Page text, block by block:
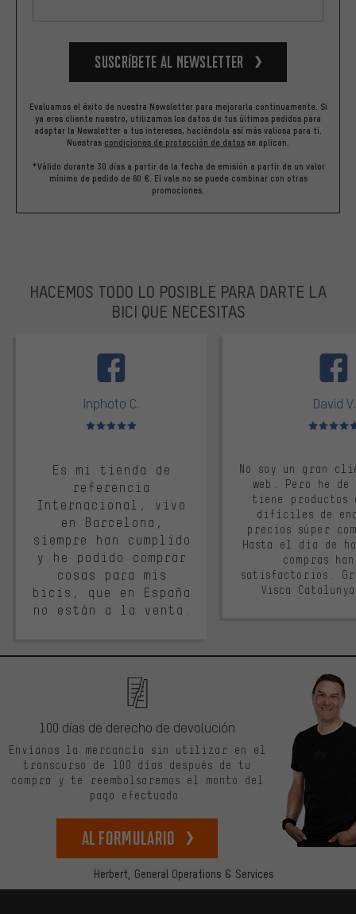
Suscríbete al newsletter
Evaluamos el éxito de nuestra Newsletter para mejorarla continuamente. Si
ya eres cliente nuestro, utilizamos los datos de tus últimos pedidos para
adaptar la Newsletter a tus intereses, haciéndola así más valiosa para ti.
Nuestras condiciones de protección de datos se aplican.
*Válido durante 30 días a partir de la fecha de emisión a partir de un valor
mínimo de pedido de 60 €. El vale no se puede combinar con otras
promociones.
HACEMOS TODO LO POSIBLE PARA DARTE LA
BICI QUE NECESITAS
Inphoto C.
Valoración media: 5 de 5
Es mi tienda de
referencia
Internacional, vivo
en Barcelona,
siempre han cumplido
y he podido comprar
cosas para mis
bicis, que en España
no están a la venta.
David V.
Valoración
No soy un gran
web. Pero he
tiene productos
difíciles de
precios súper
Hasta el día de
compras
satisfactorios.
Visca
Herbert, General Operations & Services
100 días de derecho de devolución
Envíanos la mercancía sin utilizar en el
transcurso de 100 días después de tu
compra y te reembolsaremos el monto del
pago efectuado.
Al formulario